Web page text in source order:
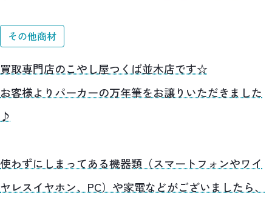
その他商材
買取専門店のこやし屋つくば並木店です☆
お客様よりパーカーの万年筆をお譲りいただきました
♪
使わずにしまってある機器類（スマートフォンやワイ
ヤレスイヤホン、PC）や家電などがございましたら、